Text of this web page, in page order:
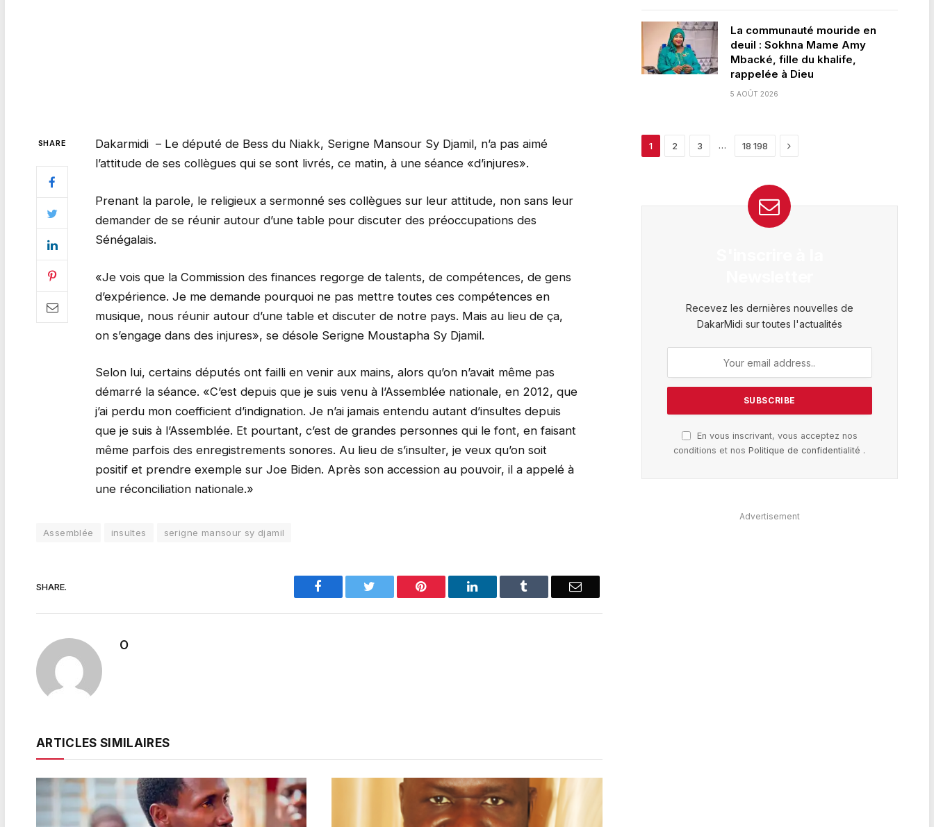
SHARE
Dakarmidi – Le député de Bess du Niakk, Serigne Mansour Sy Djamil, n’a pas aimé
l’attitude de ses collègues qui se sont livrés, ce matin, à une séance «d’injures».
Prenant la parole, le religieux a sermonné ses collègues sur leur attitude, non sans leur
demander de se réunir autour d’une table pour discuter des préoccupations des
Sénégalais.
«Je vois que la Commission des finances regorge de talents, de compétences, de gens
d’expérience. Je me demande pourquoi ne pas mettre toutes ces compétences en
musique, nous réunir autour d’une table et discuter de notre pays. Mais au lieu de ça,
on s’engage dans des injures», se désole Serigne Moustapha Sy Djamil.
Selon lui, certains députés ont failli en venir aux mains, alors qu’on n’avait même pas
démarré la séance. «C’est depuis que je suis venu à l’Assemblée nationale, en 2012, que
j’ai perdu mon coefficient d’indignation. Je n’ai jamais entendu autant d’insultes depuis
que je suis à l’Assemblée. Et pourtant, c’est de grandes personnes qui le font, en faisant
même parfois des enregistrements sonores. Au lieu de s’insulter, je veux qu’on soit
positif et prendre exemple sur Joe Biden. Après son accession au pouvoir, il a appelé à
une réconciliation nationale.»
Assemblée insultes serigne mansour sy djamil
SHARE. Facebook Pinterest LinkedIn Email
O
ARTICLES SIMILAIRES
La communauté mouride en
deuil : Sokhna Mame Amy
Mbacké, fille du khalife,
rappelée à Dieu
5 AOÛT 2026
1 2 3 … 18 198 Next
Recevez les dernières nouvelles de
DakarMidi sur toutes l'actualités
En vous inscrivant, vous acceptez nos
conditions et nosPolitique de confidentialité .
Advertisement